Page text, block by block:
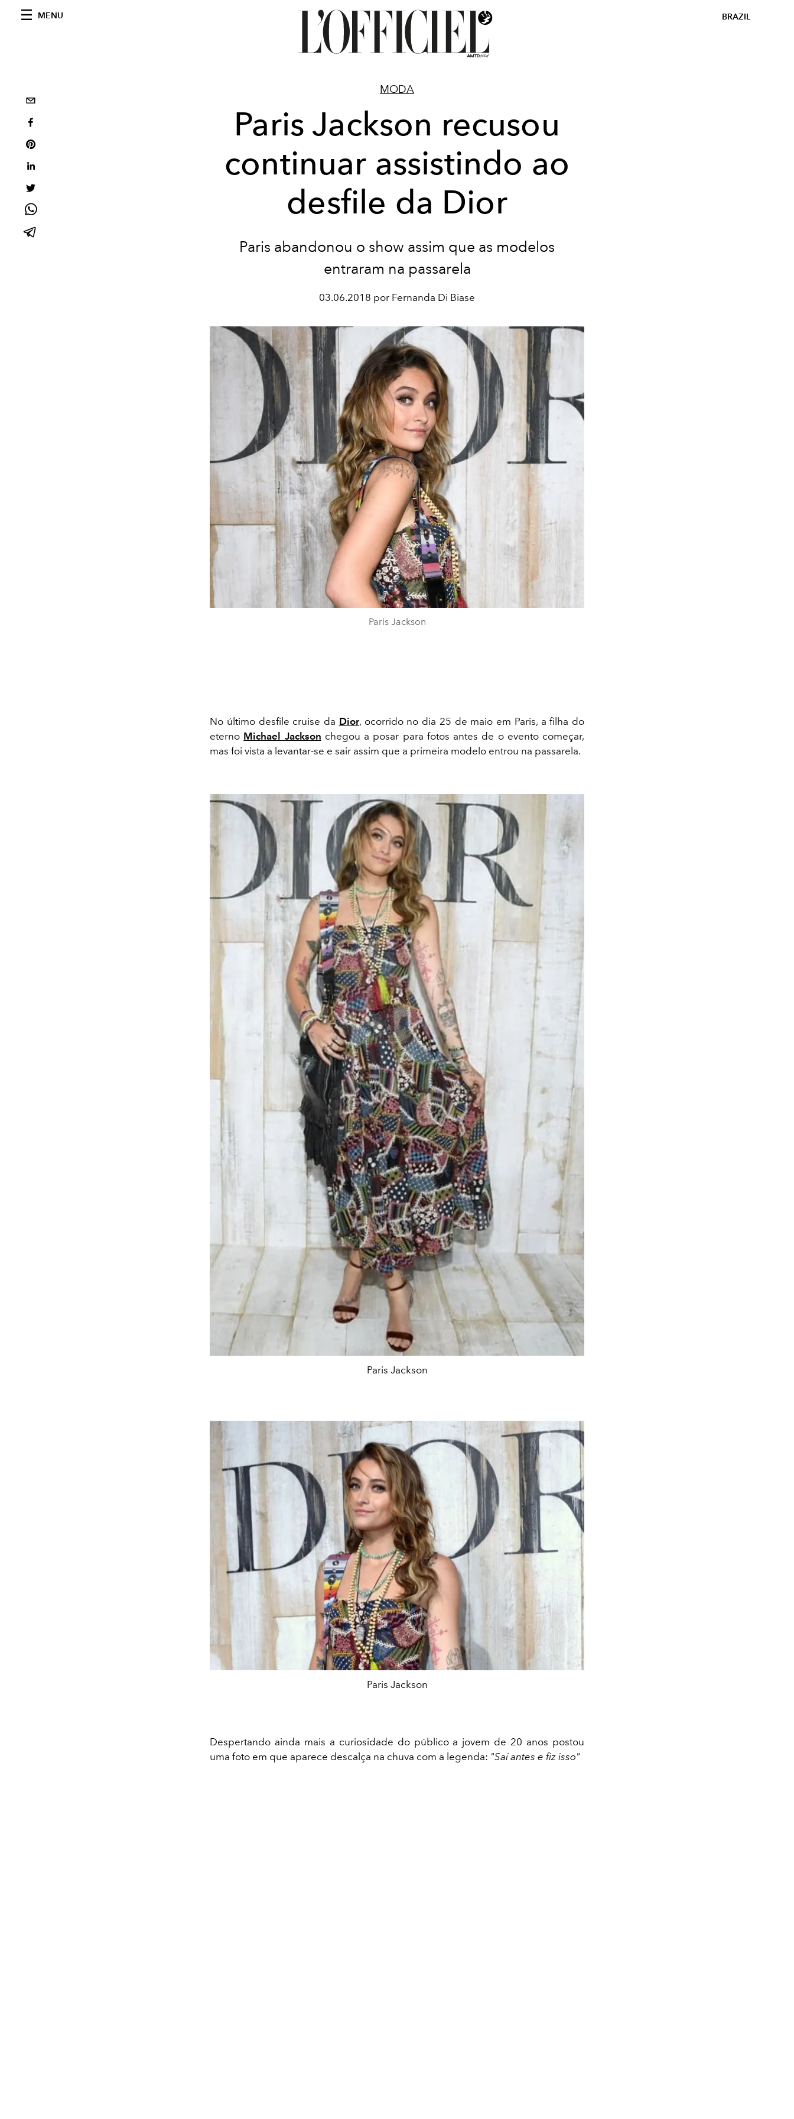
MENU BRAZIL
MODA
Paris Jackson recusou
continuar assistindo ao
desfile da Dior
Paris abandonou o show assim que as modelos
entraram na passarela
03.06.2018 por Fernanda Di Biase
Paris Jackson
No último desfile cruise da Dior, ocorrido no dia 25 de maio em Paris, a filha do
eterno Michael Jackson chegou a posar para fotos antes de o evento começar,
mas foi vista a levantar-se e sair assim que a primeira modelo entrou na passarela.
Paris Jackson
Paris Jackson
Despertando ainda mais a curiosidade do público a jovem de 20 anos postou
uma foto em que aparece descalça na chuva com a legenda: "Saí antes e fiz isso"